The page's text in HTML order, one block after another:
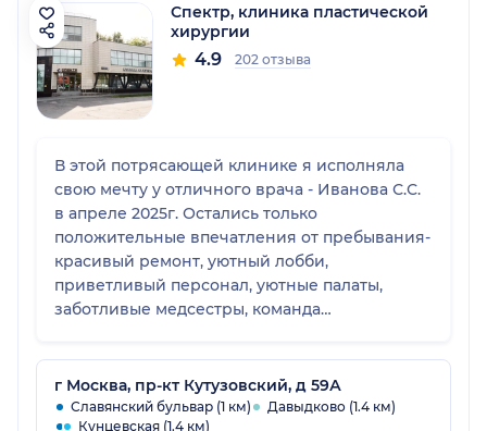
Спектр, клиника пластической
хирургии
4.9 202 отзыва
В этой потрясающей клинике я исполняла
свою мечту у отличного врача - Иванова С.С.
в апреле 2025г. Остались только
положительные впечатления от пребывания-
красивый ремонт, уютный лобби,
приветливый персонал, уютные палаты,
заботливые медсестры, команда
поддержка- если я правильно запомнила (
очень волновалась перед операцией и
стыдно-если ошибусь с именем медбрата
г Москва, пр-кт Кутузовский, д 59А
Славянский бульвар (1 км)
Давыдково (1.4 км)
Кунцевская (1.4 км)